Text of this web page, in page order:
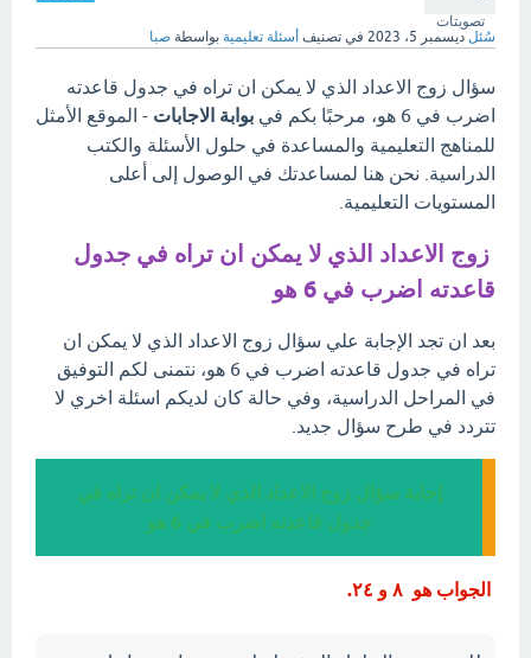
تصويتات
سُئل ديسمبر 5، 2023 في تصنيف أسئلة تعليمية بواسطة صبا
سؤال زوج الاعداد الذي لا يمكن ان تراه في جدول قاعدته
اضرب في 6 هو، مرحبًا بكم في
بوابة الاجابات - الموقع الأمثل
للمناهج التعليمية والمساعدة في حلول الأسئلة والكتب
الدراسية. نحن هنا لمساعدتك في الوصول إلى أعلى
المستويات التعليمية.
زوج الاعداد الذي لا يمكن ان تراه في جدول
قاعدته اضرب في 6 هو
بعد ان تجد الإجابة علي سؤال زوج الاعداد الذي لا يمكن ان
تراه في جدول قاعدته اضرب في 6 هو، نتمنى لكم التوفيق
في المراحل الدراسية، وفي حالة كان لديكم اسئلة اخري لا
تتردد في طرح سؤال جديد.
إجابة سؤال زوج الاعداد الذي لا يمكن ان تراه في
جدول قاعدته اضرب في 6 هو
الجواب هو ٨ و ٢٤.